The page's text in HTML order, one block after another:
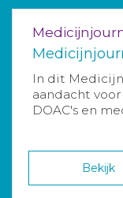
In dit
aandacht
DOAC's en
Bekijk